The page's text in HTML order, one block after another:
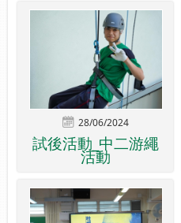
28/06/2024
試後活動_中二游繩
活動